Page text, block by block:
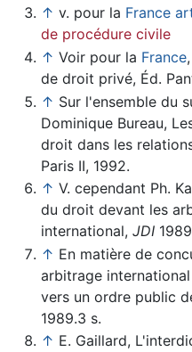
↑ v. pour la France
de procédure civile
↑ Voir pour la France
de droit privé, Éd.
↑ Sur l'ensemble du
Dominique Bureau,
droit dans les
Paris II, 1992.
↑ V. cependant Ph.
du droit devant les
international, JDI
↑ En matière de
arbitrage
vers un ordre public
1989.3 s.
↑ E. Gaillard,